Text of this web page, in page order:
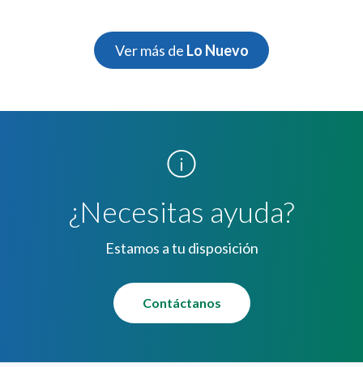
Ver más de Lo Nuevo
¿Necesitas ayuda?
Estamos a tu disposición
Contáctanos